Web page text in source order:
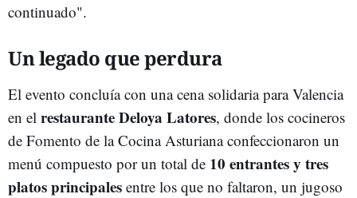
continuado".
Un legado que perdura
El evento concluía con una cena solidaria para Valencia
en el restaurante Deloya Latores, donde los cocineros
de Fomento de la Cocina Asturiana confeccionaron un
menú compuesto por un total de 10 entrantes y tres
platos principales entre los que no faltaron, un jugoso